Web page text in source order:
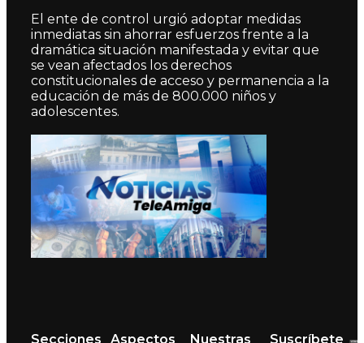
El ente de control urgió adoptar medidas
inmediatas sin ahorrar esfuerzos frente a la
dramática situación manifestada y evitar que
se vean afectados los derechos
constitucionales de acceso y permanencia a la
educación de más de 800.000 niños y
adolescentes.
Secciones
Aspectos
Nuestras
Suscríbete